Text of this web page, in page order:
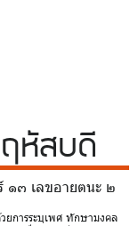
หัสบดี
๑๓ เลขอายตนะ ๒
ยการระบุเพศ ทักษามงคล